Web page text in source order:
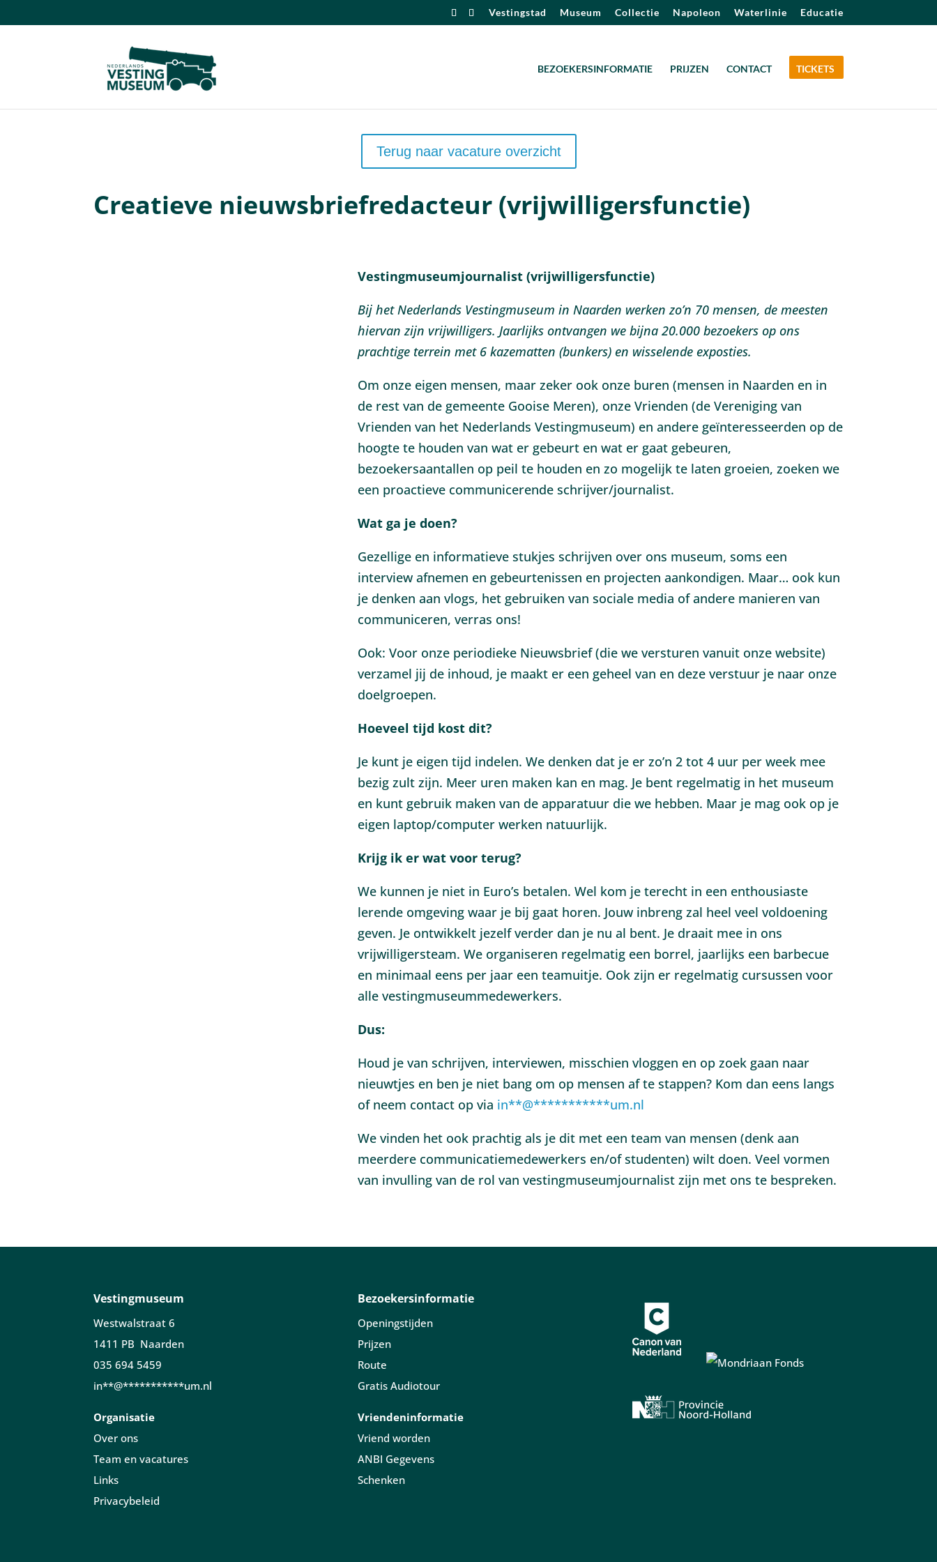
Vestingstad Museum Collectie Napoleon Waterlinie Educatie
BEZOEKERSINFORMATIE PRIJZEN CONTACT TICKETS
Terug naar vacature overzicht
Creatieve nieuwsbriefredacteur (vrijwilligersfunctie)
Vestingmuseumjournalist (vrijwilligersfunctie)
Bij het Nederlands Vestingmuseum in Naarden werken zo’n 70 mensen, de meesten
hiervan zijn vrijwilligers. Jaarlijks ontvangen we bijna 20.000 bezoekers op ons
prachtige terrein met 6 kazematten (bunkers) en wisselende exposties.
Om onze eigen mensen, maar zeker ook onze buren (mensen in Naarden en in
de rest van de gemeente Gooise Meren), onze Vrienden (de Vereniging van
Vrienden van het Nederlands Vestingmuseum) en andere geïnteresseerden op de
hoogte te houden van wat er gebeurt en wat er gaat gebeuren,
bezoekersaantallen op peil te houden en zo mogelijk te laten groeien, zoeken we
een proactieve communicerende schrijver/journalist.
Wat ga je doen?
Gezellige en informatieve stukjes schrijven over ons museum, soms een
interview afnemen en gebeurtenissen en projecten aankondigen. Maar… ook kun
je denken aan vlogs, het gebruiken van sociale media of andere manieren van
communiceren, verras ons!
Ook: Voor onze periodieke Nieuwsbrief (die we versturen vanuit onze website)
verzamel jij de inhoud, je maakt er een geheel van en deze verstuur je naar onze
doelgroepen.
Hoeveel tijd kost dit?
Je kunt je eigen tijd indelen. We denken dat je er zo’n 2 tot 4 uur per week mee
bezig zult zijn. Meer uren maken kan en mag. Je bent regelmatig in het museum
en kunt gebruik maken van de apparatuur die we hebben. Maar je mag ook op je
eigen laptop/computer werken natuurlijk.
Krijg ik er wat voor terug?
We kunnen je niet in Euro’s betalen. Wel kom je terecht in een enthousiaste
lerende omgeving waar je bij gaat horen. Jouw inbreng zal heel veel voldoening
geven. Je ontwikkelt jezelf verder dan je nu al bent. Je draait mee in ons
vrijwilligersteam. We organiseren regelmatig een borrel, jaarlijks een barbecue
en minimaal eens per jaar een teamuitje. Ook zijn er regelmatig cursussen voor
alle vestingmuseummedewerkers.
Dus:
Houd je van schrijven, interviewen, misschien vloggen en op zoek gaan naar
nieuwtjes en ben je niet bang om op mensen af te stappen? Kom dan eens langs
of neem contact op via in**@***********um.nl
We vinden het ook prachtig als je dit met een team van mensen (denk aan
meerdere communicatiemedewerkers en/of studenten) wilt doen. Veel vormen
van invulling van de rol van vestingmuseumjournalist zijn met ons te bespreken.
Vestingmuseum
Westwalstraat 6
1411 PB Naarden
035 694 5459
in**@***********um.nl
Organisatie
Over ons
Team en vacatures
Links
Privacybeleid
Bezoekersinformatie
Openingstijden
Prijzen
Route
Gratis Audiotour
Vriendeninformatie
Vriend worden
ANBI Gegevens
Schenken